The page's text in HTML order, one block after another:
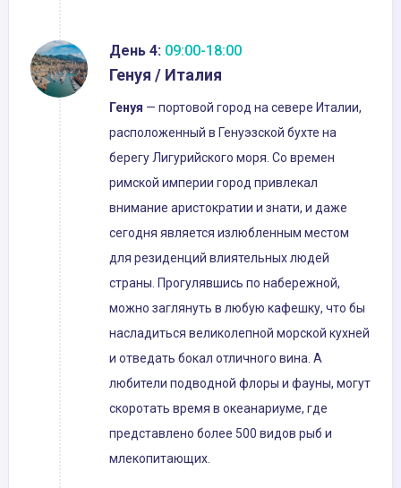
День 4: 09:00-18:00
Генуя / Италия
Генуя — портовой город на севере Италии,
расположенный в Генуэзской бухте на
берегу Лигурийского моря. Со времен
римской империи город привлекал
внимание аристократии и знати, и даже
сегодня является излюбленным местом
для резиденций влиятельных людей
страны. Прогулявшись по набережной,
можно заглянуть в любую кафешку, что бы
насладиться великолепной морской кухней
и отведать бокал отличного вина. А
любители подводной флоры и фауны, могут
скоротать время в океанариуме, где
представлено более 500 видов рыб и
млекопитающих.